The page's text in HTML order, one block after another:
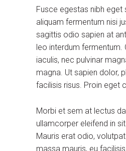
Fusce egestas nibh
aliquam fermentum nisi
sagittis odio sapien at
leo interdum
iaculis, nec pulvinar
magna. Ut sapien dolor,
facilisis risus. Proin eget
Morbi et sem at lectus
ullamcorper eleifend in
Mauris erat odio,
massa mauris, eu